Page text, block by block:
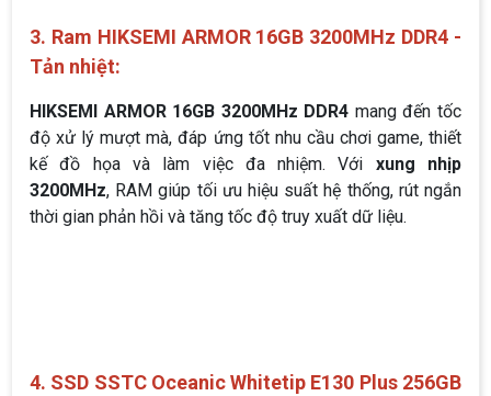
3. Ram HIKSEMI ARMOR 16GB 3200MHz DDR4 -
Tản nhiệt:
HIKSEMI ARMOR 16GB 3200MHz DDR4 mang đến tốc
độ xử lý mượt mà, đáp ứng tốt nhu cầu chơi game, thiết
kế đồ họa và làm việc đa nhiệm. Với xung nhịp
3200MHz, RAM giúp tối ưu hiệu suất hệ thống, rút ngắn
thời gian phản hồi và tăng tốc độ truy xuất dữ liệu.
4. SSD SSTC Oceanic Whitetip E130 Plus 256GB